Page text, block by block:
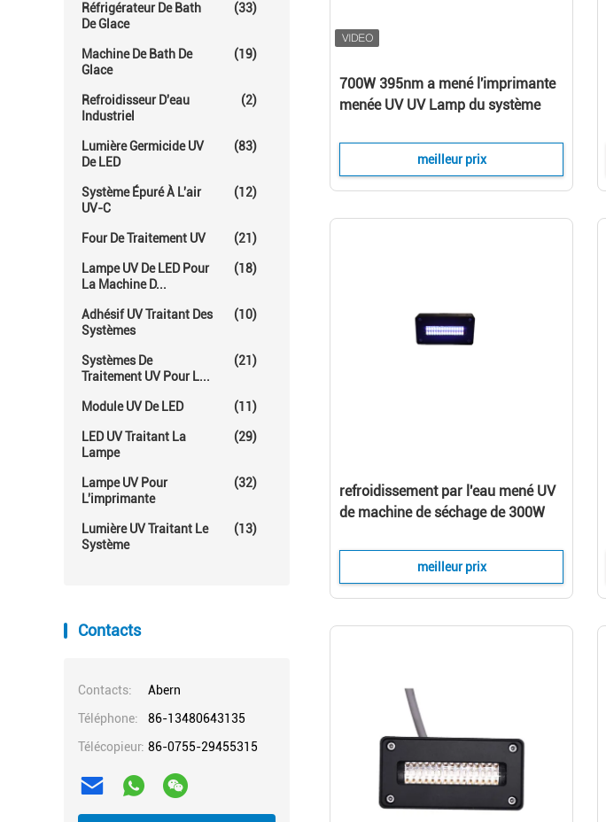
Réfrigérateur De Bath
De Glace
(33)
Machine De Bath De
Glace
(19)
Refroidisseur D'eau
Industriel
(2)
Lumière Germicide UV
De LED
(83)
Système Épuré À L'air
UV-C
(12)
Four De Traitement UV (21)
Lampe UV De LED Pour
La Machine D...
(18)
Adhésif UV Traitant Des
Systèmes
(10)
Systèmes De
Traitement UV Pour L...
(21)
Module UV De LED (11)
LED UV Traitant La
Lampe
(29)
Lampe UV Pour
L'imprimante
(32)
Lumière UV Traitant Le
Système
(13)
Contacts
Contacts:
Abern
Téléphone:
86-13480643135
Télécopieur: 86-0755-29455315
700W 395nm a mené l'imprimante
menée UV UV Lamp du système
meilleur prix
refroidissement par l'eau mené UV
de machine de séchage de 300W
meilleur prix